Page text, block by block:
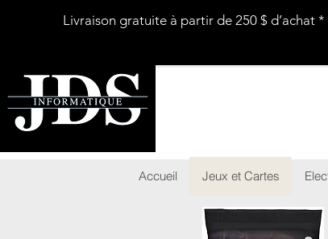
Livraison gratuite à partir de 250 $ d’achat *
Accueil Jeux et Cartes